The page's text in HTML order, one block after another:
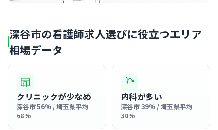
深谷市の看護師求人選びに役立つエリア
相場データ
クリニックが少なめ
深谷市 56% / 埼玉県平均
68%
内科が多い
深谷市 39% / 埼玉県平均
30%